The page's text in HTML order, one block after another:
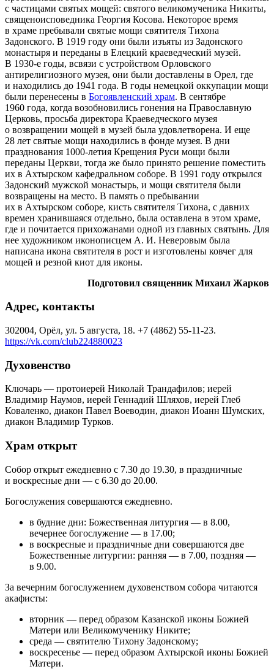
с частицами святых мощей: святого великомученика Никиты,
священоисповедника Георгия Косова. Некоторое время
в храме пребывали святые мощи святителя Тихона
Задонского. В 1919 году они были изъяты из Задонского
монастыря и переданы в Елецкий краеведческий музей.
В 1930-е годы, всвязи с устройством Орловского
антирелигиозного музея, они были доставлены в Орел, где
и находились до 1941 года. В годы немецкой оккупации мощи
были перенесены в Богоявленский храм. В сентябре
1960 года, когда возобновились гонения на Православную
Церковь, просьба директора Краеведческого музея
о возвращении мощей в музей была удовлетворена. И еще
28 лет святые мощи находились в фонде музея. В дни
празднования 1000-летия Крещения Руси мощи были
переданы Церкви, тогда же было принято решение поместить
их в Ахтырском кафедральном соборе. В 1991 году открылся
Задонский мужской монастырь, и мощи святителя были
возвращены на место. В память о пребывании
их в Ахтырском соборе, кисть святителя Тихона, с давних
времен хранившаяся отдельно, была оставлена в этом храме,
где и почитается прихожанами одной из главных святынь. Для
нее художником иконописцем А. И. Неверовым была
написана икона святителя в рост и изготовлены ковчег для
мощей и резной киот для иконы.
Подготовил священник Михаил Жарков
Адрес, контакты
302004, Орёл, ул. 5 августа, 18. +7 (4862) 55-11-23.
https://vk.com/club224880023
Духовенство
Ключарь — протоиерей Николай Трандафилов; иерей
Владимир Наумов, иерей Геннадий Шляхов, иерей Глеб
Коваленко, диакон Павел Воеводин, диакон Иоанн Шумских,
диакон Владимир Турков.
Храм открыт
Собор открыт ежедневно с 7.30 до 19.30, в праздничные
и воскресные дни — с 6.30 до 20.00.
Богослужения совершаются ежедневно.
в будние дни: Божественная литургия — в 8.00,
вечернее богослужение — в 17.00;
в воскресные и праздничные дни совершаются две
Божественные литургии: ранняя — в 7.00, поздняя —
в 9.00.
За вечерним богослужением духовенством собора читаются
акафисты:
вторник — перед образом Казанской иконы Божией
Матери или Великомученику Никите;
среда — святителю Тихону Задонскому;
воскресенье — перед образом Ахтырской иконы Божией
Матери.